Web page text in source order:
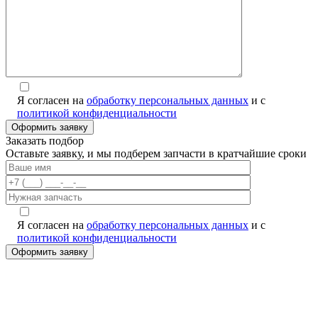
Я согласен на обработку персональных данных и с
политикой конфиденциальности
Заказать подбор
Оставьте заявку, и мы подберем запчасти в кратчайшие сроки
Я согласен на обработку персональных данных и с
политикой конфиденциальности